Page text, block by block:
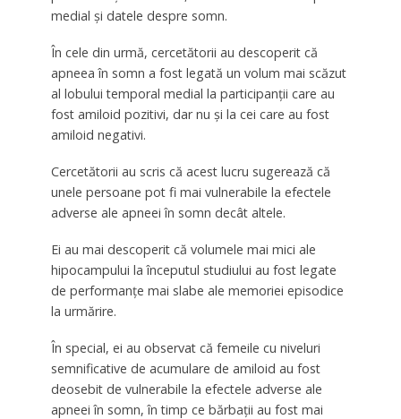
medial și datele despre somn.
În cele din urmă, cercetătorii au descoperit că
apneea în somn a fost legată un volum mai scăzut
al lobului temporal medial la participanții care au
fost amiloid pozitivi, dar nu și la cei care au fost
amiloid negativi.
Cercetătorii au scris că acest lucru sugerează că
unele persoane pot fi mai vulnerabile la efectele
adverse ale apneei în somn decât altele.
Ei au mai descoperit că volumele mai mici ale
hipocampului la începutul studiului au fost legate
de performanțe mai slabe ale memoriei episodice
la urmărire.
În special, ei au observat că femeile cu niveluri
semnificative de acumulare de amiloid au fost
deosebit de vulnerabile la efectele adverse ale
apneei în somn, în timp ce bărbații au fost mai